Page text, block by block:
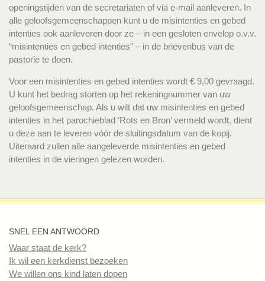
openingstijden van de secretariaten of via e-mail aanleveren. In
alle geloofsgemeenschappen kunt u de misintenties en gebed
intenties ook aanleveren door ze – in een gesloten envelop o.v.v.
“misintenties en gebed intenties” – in de brievenbus van de
pastorie te doen.
Voor een misintenties en gebed intenties wordt € 9,00 gevraagd.
U kunt het bedrag storten op het rekeningnummer van uw
geloofsgemeenschap. Als u wilt dat uw misintenties en gebed
intenties in het parochieblad ‘Rots en Bron’ vermeld wordt, dient
u deze aan te leveren vóór de sluitingsdatum van de kopij.
Uiteraard zullen alle aangeleverde misintenties en gebed
intenties in de vieringen gelezen worden.
SNEL EEN ANTWOORD
Waar staat de kerk?
Ik wil een kerkdienst bezoeken
We willen ons kind laten dopen